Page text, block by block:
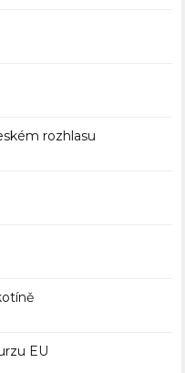
rozhlasu
EU